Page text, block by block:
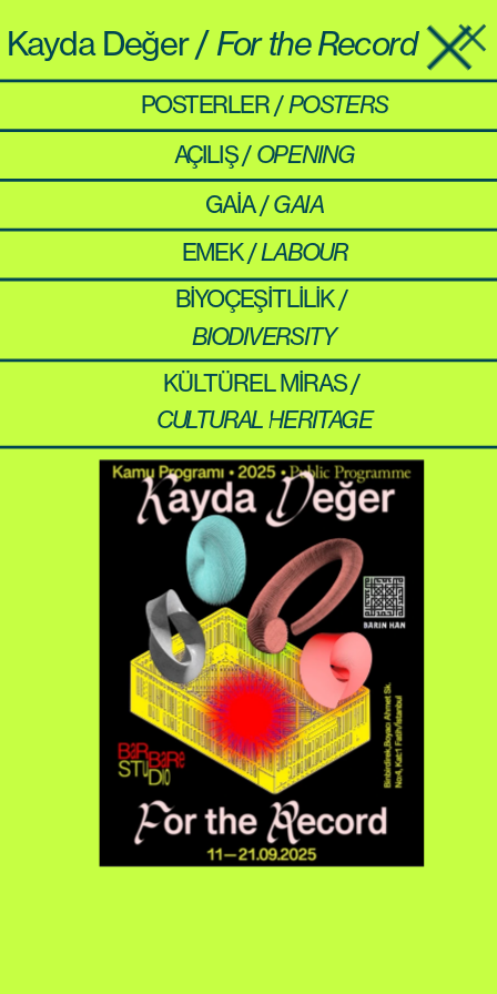
Kayda Değer / For the Record
POSTERLER / POSTERS
AÇILIŞ / OPENING
GAİA / GAIA
EMEK / LABOUR
BİYOÇEŞİTLİLİK /
BIODIVERSITY
KÜLTÜREL MİRAS /
CULTURAL HERITAGE